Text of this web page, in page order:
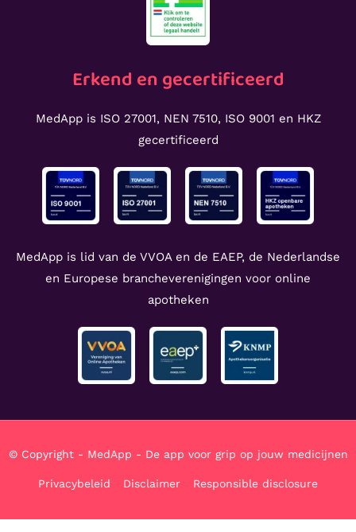
Erkend en gecertificeerd
MedApp is ISO 27001, NEN 7510, ISO 9001 en HKZ
gecertificeerd
MedApp is lid van de VVOA en de EAEP, de Nederlandse
en Europese brancheverenigingen voor online
apotheken
© Copyright - MedApp - De app voor grip op jouw medicijnen
Privacybeleid Disclaimer Responsible disclosure